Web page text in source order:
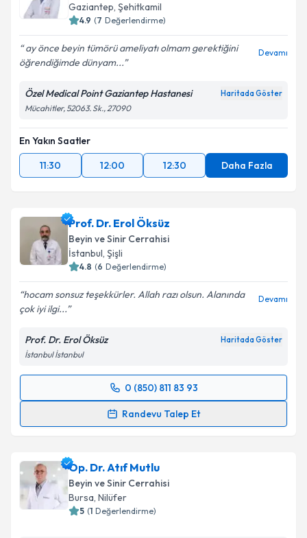
Gaziantep, Şehitkamil
4.9 (7 Değerlendirme)
ay önce beyin tümörü ameliyatı olmam gerektiğini
öğrendiğimde dünyam...
Devamı
Özel Medical Point Gaziantep Hastanesi Haritada Göster
Mücahitler, 52063. Sk., 27090
En Yakın Saatler
11:30
12:00 12:30 Daha Fazla
Prof. Dr. Erol Öksüz
Beyin ve Sinir Cerrahisi
İstanbul, Şişli
4.8 (6 Değerlendirme)
hocam sonsuz teşekkürler. Allah razı olsun. Alanında
çok iyi ilgi...
Devamı
Prof. Dr. Erol Öksüz Haritada Göster
İstanbul İstanbul
0 (850) 811 83 93
Randevu Talep Et
Randevu Takvimi Talebi
takvim hazırlandığında e-posta ile bilgilendireceğiz.
E-posta Adresiniz
Op. Dr. Atıf Mutlu
Beyin ve Sinir Cerrahisi
Bursa, Nilüfer
5 (1 Değerlendirme)